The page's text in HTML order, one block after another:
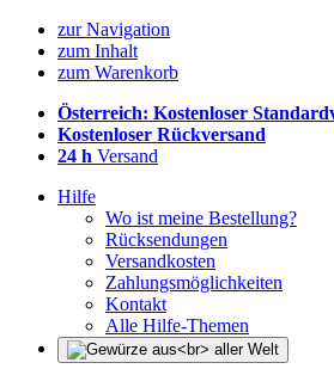
zur Navigation
zum Inhalt
zum Warenkorb
Österreich: Kostenloser
Kostenloser Rückversand
24 h Versand
Hilfe
Wo ist meine Bestellung?
Rücksendungen
Versandkosten
Zahlungsmöglichkeiten
Kontakt
Alle Hilfe-Themen